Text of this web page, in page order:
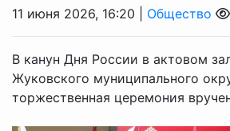
11 июня 2026, 16:20 | Общество
В канун Дня России в актовом
Жуковского муниципального
торжественная церемония